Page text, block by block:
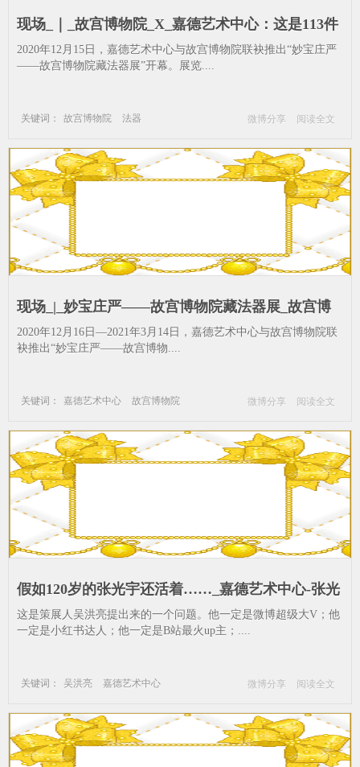
现场_｜_故宫博物院_X_嘉德艺术中心：这是113件
有故事的法器_法器-嘉德艺术中心-法轮-璎珞-佛教-
镀金
2020年12月15日，嘉德艺术中心与故宫博物院联袂推出“妙宝庄严
——故宫博物院藏法器展”开幕。展览....
关键词： 故宫博物院
法器
镀金
微博分享 阅读全文
现场_|_妙宝庄严——故宫博物院藏法器展_故宫博
物院-法器-法轮-璎珞-佛教-镀金
2020年12月16日—2021年3月14日，嘉德艺术中心与故宫博物院联
袂推出“妙宝庄严——故宫博物....
关键词： 嘉德艺术中心
故宫博物院
微博分享 阅读全文
假如120岁的张光宇还活着……_嘉德艺术中心-张光
宇-张光宇艺术文献中心-李大钧-现代艺-艺术中心-
嘉德
这是策展人吴洪亮提出来的一个问题。他一定是微博超级大V；他
一定是小红书达人；他一定是B站最火up主；....
关键词： 吴洪亮
嘉德艺术中心
李大钧
现代艺术 艺术中心 嘉德
微博分享 阅读全文